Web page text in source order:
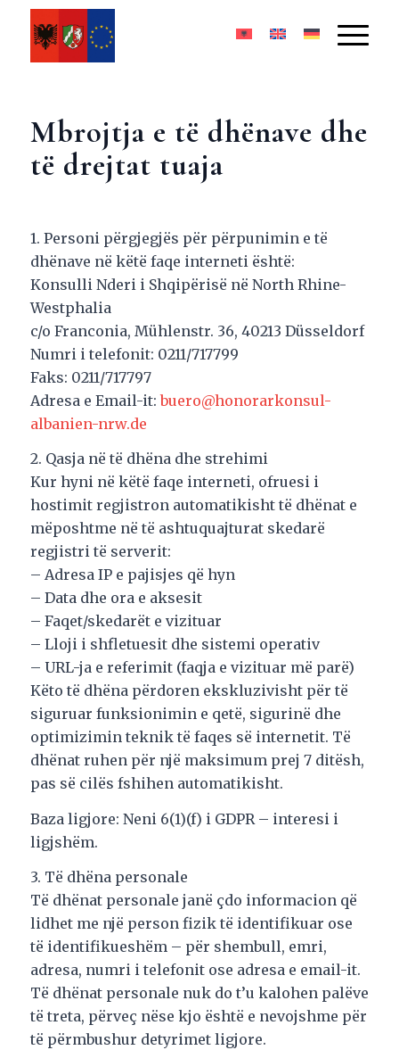
Mbrojtja e të dhënave dhe
të drejtat tuaja
1. Personi përgjegjës për përpunimin e të
dhënave në këtë faqe interneti është:
Konsulli Nderi i Shqipërisë në North Rhine-
Westphalia
c/o Franconia, Mühlenstr. 36, 40213 Düsseldorf
Numri i telefonit: 0211/717799
Faks: 0211/717797
Adresa e Email-it:buero@honorarkonsul-
albanien-nrw.de
2. Qasja në të dhëna dhe strehimi
Kur hyni në këtë faqe interneti, ofruesi i
hostimit regjistron automatikisht të dhënat e
mëposhtme në të ashtuquajturat skedarë
regjistri të serverit:
– Adresa IP e pajisjes që hyn
– Data dhe ora e aksesit
– Faqet/skedarët e vizituar
– Lloji i shfletuesit dhe sistemi operativ
– URL-ja e referimit (faqja e vizituar më parë)
Këto të dhëna përdoren ekskluzivisht për të
siguruar funksionimin e qetë, sigurinë dhe
optimizimin teknik të faqes së internetit. Të
dhënat ruhen për një maksimum prej 7 ditësh,
pas së cilës fshihen automatikisht.
Baza ligjore: Neni 6(1)(f) i GDPR – interesi i
ligjshëm.
3. Të dhëna personale
Të dhënat personale janë çdo informacion që
lidhet me një person fizik të identifikuar ose
të identifikueshëm – për shembull, emri,
adresa, numri i telefonit ose adresa e email-it.
Të dhënat personale nuk do t’u kalohen palëve
të treta, përveç nëse kjo është e nevojshme për
të përmbushur detyrimet ligjore.